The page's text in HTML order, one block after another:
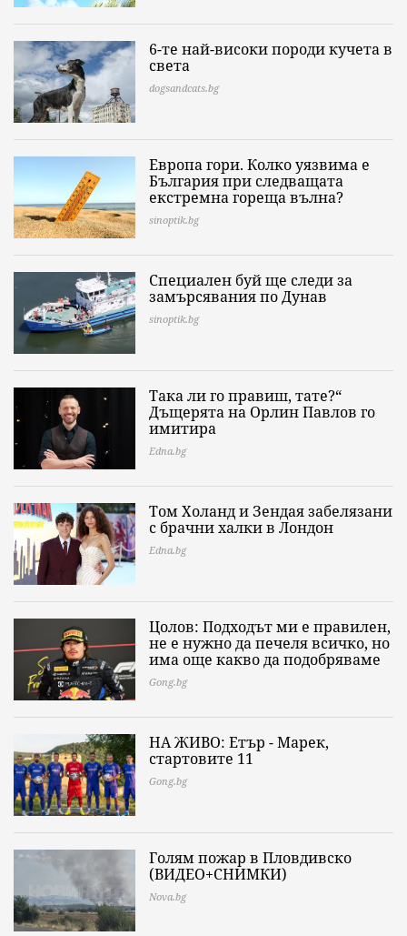
6-те най-високи породи кучета в
света
dogsandcats.bg
Европа гори. Колко уязвима е
България при следващата
екстремна гореща вълна?
sinoptik.bg
Специален буй ще следи за
замърсявания по Дунав
sinoptik.bg
Така ли го правиш, тате?“
Дъщерята на Орлин Павлов го
имитира
Edna.bg
Том Холанд и Зендая забелязани
с брачни халки в Лондон
Edna.bg
Цолов: Подходът ми е правилен,
не е нужно да печеля всичко, но
има още какво да подобряваме
Gong.bg
НА ЖИВО: Етър - Марек,
стартовите 11
Gong.bg
Голям пожар в Пловдивско
(ВИДЕО+СНИМКИ)
Nova.bg